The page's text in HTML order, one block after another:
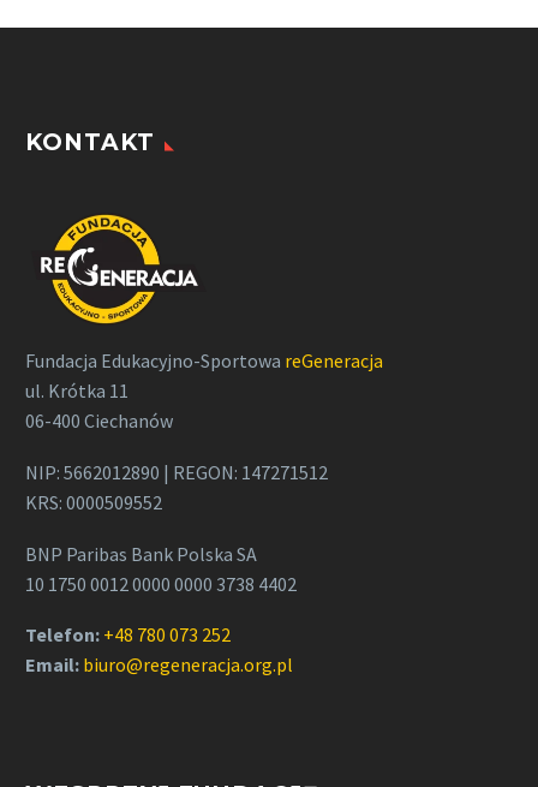
KONTAKT
Fundacja Edukacyjno-Sportowa reGeneracja
ul. Krótka 11
06-400 Ciechanów
NIP: 5662012890 | REGON: 147271512
KRS: 0000509552
BNP Paribas Bank Polska SA
10 1750 0012 0000 0000 3738 4402
Telefon: +48 780 073 252
Email: biuro@regeneracja.org.pl